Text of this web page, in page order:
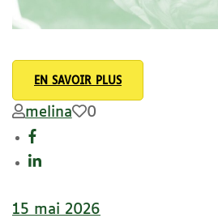
EN SAVOIR PLUS
melina 0
15 mai 2026